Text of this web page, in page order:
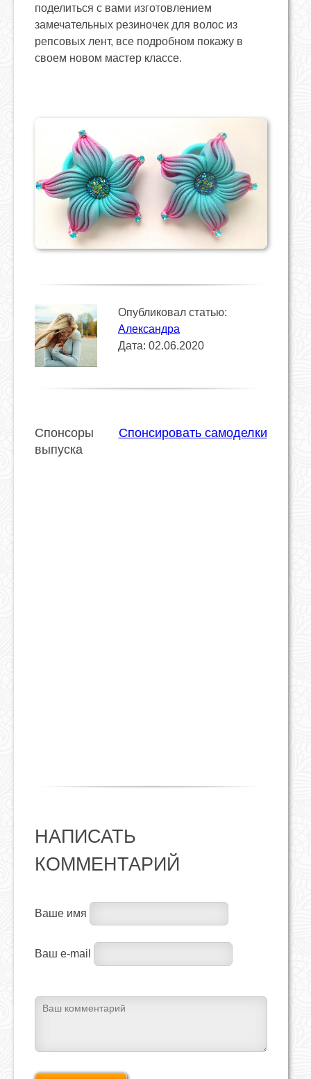
поделиться с вами изготовлением
замечательных резиночек для волос из
репсовых лент, все подробном покажу в
своем новом мастер классе.
Опубликовал статью:
Александра
Дата: 02.06.2020
Спонсировать самоделки
Спонсоры
выпуска
НАПИСАТЬ
КОММЕНТАРИЙ
Ваше имя
Ваш e-mail